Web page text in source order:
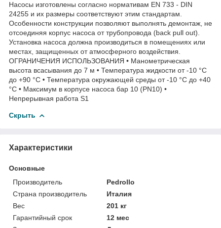
Насосы изготовлены согласно нормативам EN 733 - DIN
24255 и их размеры соответствуют этим стандартам.
Особенности конструкции позволяют выполнять демонтаж, не
отсоединяя корпус насоса от трубопровода (back pull out).
Установка насоса должна производиться в помещениях или
местах, защищенных от атмосферного воздействия.
ОГРАНИЧЕНИЯ ИСПОЛЬЗОВАНИЯ • Манометрическая
высота всасывания до 7 м • Температура жидкости от -10 °C
до +90 °C • Температура окружающей среды от -10 °C до +40
°C • Максимум в корпусе насоса бар 10 (PN10) •
Непрерывная работа S1
Скрыть
Характеристики
Основные
Производитель
Pedrollo
Страна производитель
Италия
Вес
201 кг
Гарантийный срок
12 мес